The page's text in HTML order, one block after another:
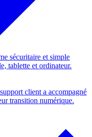
sécuritaire et simple
tablette et ordinateur.
client a accompagné
transition numérique.